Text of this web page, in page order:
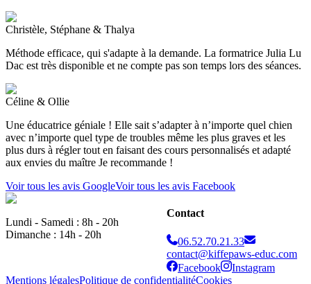
Christèle, Stéphane & Thalya
Méthode efficace, qui s'adapte à la demande. La formatrice Julia Lu
Dac est très disponible et ne compte pas son temps lors des séances.
Céline & Ollie
Une éducatrice géniale ! Elle sait s’adapter à n’importe quel chien
avec n’importe quel type de troubles même les plus graves et les
plus durs à régler tout en faisant des cours personnalisés et adapté
aux envies du maître Je recommande !
Voir tous les avis GoogleVoir tous les avis Facebook
Lundi - Samedi : 8h - 20h
Dimanche : 14h - 20h
Contact
06.52.70.21.33
contact@kiffepaws-educ.com
Facebook
Instagram
Mentions légalesPolitique de confidentialitéCookies